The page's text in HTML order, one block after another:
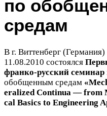
по
средам
В г. Виттенберг (Германия)
11 .08.2010 состоялся
франко-​русский семинар
обобщенным средам
er­al­ized Con­tinua — from
cal Basics to Engi­neer­ing